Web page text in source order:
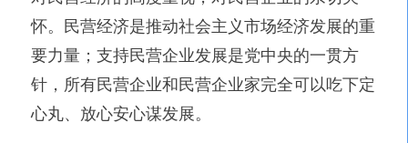
怀。民营经济是推动社会主义市场经济发展的重
要力量；支持民营企业发展是党中央的一贯方
针，所有民营企业和民营企业家完全可以吃下定
心丸、放心安心谋发展。